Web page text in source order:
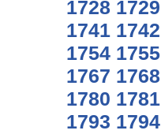
1728 1729
1741 1742
1754 1755
1767 1768
1780 1781
1793 1794